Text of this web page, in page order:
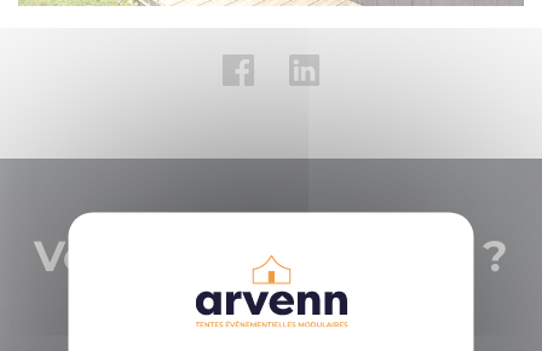
Vous avez un projet ?
Parlons en !